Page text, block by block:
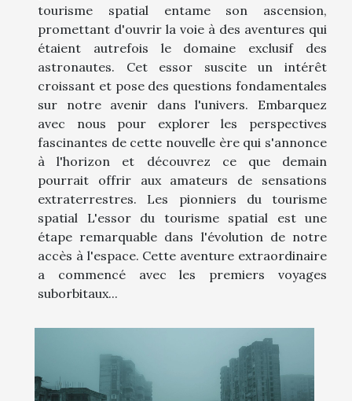
tourisme spatial entame son ascension,
promettant d'ouvrir la voie à des aventures qui
étaient autrefois le domaine exclusif des
astronautes. Cet essor suscite un intérêt
croissant et pose des questions fondamentales
sur notre avenir dans l'univers. Embarquez
avec nous pour explorer les perspectives
fascinantes de cette nouvelle ère qui s'annonce
à l'horizon et découvrez ce que demain
pourrait offrir aux amateurs de sensations
extraterrestres. Les pionniers du tourisme
spatial L'essor du tourisme spatial est une
étape remarquable dans l'évolution de notre
accès à l'espace. Cette aventure extraordinaire
a commencé avec les premiers voyages
suborbitaux...